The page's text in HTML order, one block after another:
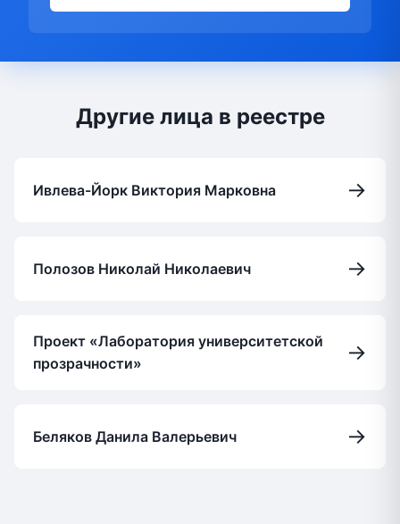
Другие лица в реестре
Ивлева-Йорк Виктория Марковна →
Полозов Николай Николаевич →
Проект «Лаборатория университетской
прозрачности»
→
Беляков Данила Валерьевич →